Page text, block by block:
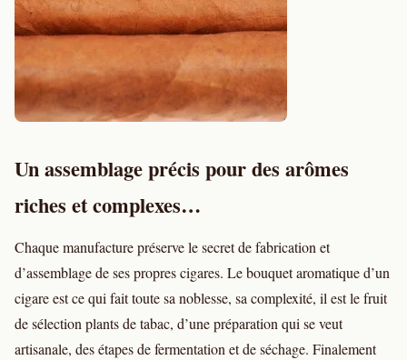
Un assemblage précis pour des arômes
riches et complexes…
Chaque manufacture préserve le secret de fabrication et
d’assemblage de ses propres cigares. Le bouquet aromatique d’un
cigare est ce qui fait toute sa noblesse, sa complexité, il est le fruit
de sélection plants de tabac, d’une préparation qui se veut
artisanale, des étapes de fermentation et de séchage. Finalement